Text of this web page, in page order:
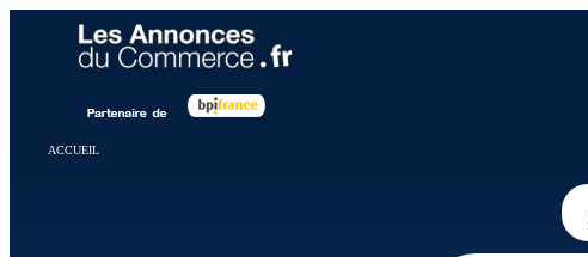
ACCUEIL
Panneau de gestion des cookies